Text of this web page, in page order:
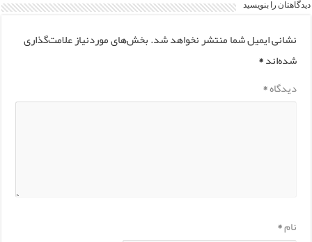
دیدگاهتان را بنویسید
نشانی ایمیل شما منتشر نخواهد شد.بخش‌های موردنیاز علامت‌گذاری
شده‌اند*
دیدگاه*
نام*